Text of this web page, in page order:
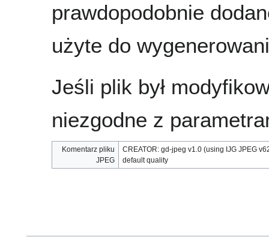
prawdopodobnie
użyte do
Jeśli plik był
niezgodne z
Komentarz pliku
JPEG
CREATOR: gd-jpeg v1.0 (using IJG JPEG
default quality